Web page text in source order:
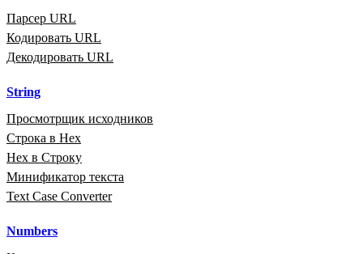
Парсер URL
Кодировать URL
Декодировать URL
String
Просмотрщик исходников
Строка в Hex
Hex в Строку
Минификатор текста
Text Case Converter
Numbers